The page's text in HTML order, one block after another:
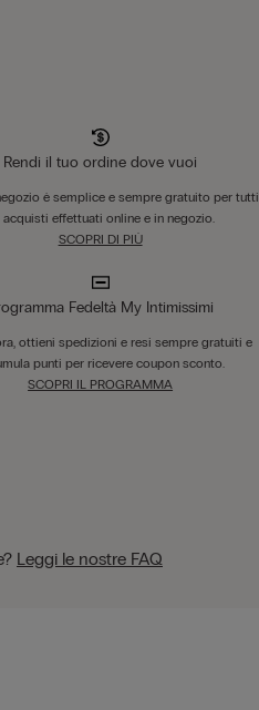
Rendi il tuo ordine dove vuoi
è semplice e sempre gratuito per tutti
effettuati online e in negozio.
SCOPRI DI PIÙ
Fedeltà My Intimissimi
ottieni spedizioni e resi sempre gratuiti e
punti per ricevere coupon sconto.
SCOPRI IL PROGRAMMA
Leggi le nostre FAQ